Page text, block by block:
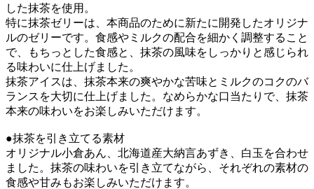
した抹茶を使用。
特に抹茶ゼリーは、本商品のために新たに開発したオリジナ
ルのゼリーです。食感やミルクの配合を細かく調整すること
で、もちっとした食感と、抹茶の風味をしっかりと感じられ
る味わいに仕上げました。
抹茶アイスは、抹茶本来の爽やかな苦味とミルクのコクのバ
ランスを大切に仕上げました。なめらかな口当たりで、抹茶
本来の味わいをお楽しみいただけます。
●抹茶を引き立てる素材
オリジナル小倉あん、北海道産大納言あずき、白玉を合わせ
ました。抹茶の味わいを引き立てながら、それぞれの素材の
食感や甘みもお楽しみいただけます。